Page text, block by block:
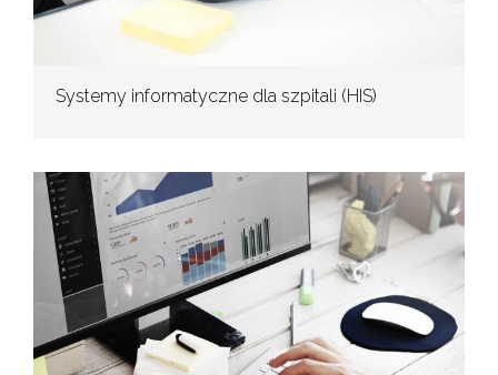
Systemy informatyczne dla szpitali (HIS)